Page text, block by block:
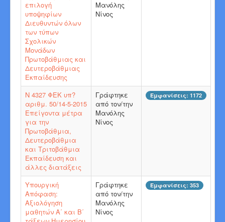
επιλογή
υποψηφίων
Διευθυντών όλων
των τύπων
Σχολικών
Μονάδων
Πρωτοβάθμιας και
Δευτεροβάθμιας
Εκπαίδευσης
Μανόλης
Νίνος
N 4327 ΦΕΚ υπ?
αριθμ. 50/14-5-2015
Επείγοντα μέτρα
για την
Πρωτοβάθμια,
Δευτεροβάθμια
και Τριτοβάθμια
Εκπαίδευση και
άλλες διατάξεις
Γράφτηκε
από τον/την
Μανόλης
Νίνος
Εμφανίσεις: 1172
Υπουργική
Απόφαση:
Αξιολόγηση
μαθητών Α΄ και Β΄
Γράφτηκε
από τον/την
Μανόλης
Νίνος
Εμφανίσεις: 353